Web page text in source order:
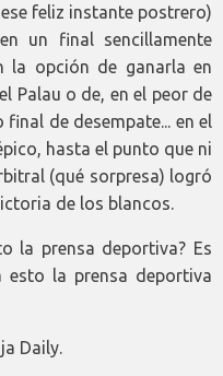
feliz instante postrero)
un final sencillamente
la opción de ganarla en
Palau o de, en el peor de
de desempate... en el
hasta el punto que ni
(qué sorpresa) logró
de los blancos.
la prensa deportiva? Es
esto la prensa deportiva
Daily.